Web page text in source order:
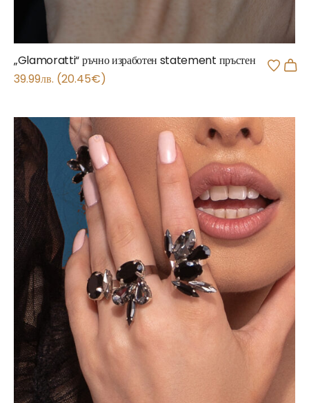
„Glamoratti“ ръчно изработен statement пръстен
39.99лв. (20.45€)